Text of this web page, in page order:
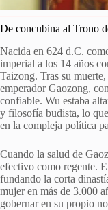
De concubina al Trono
Nacida en 624 d.C.
imperial a los 14 años
Taizong. Tras su
emperador Gaozong,
confiable. Wu estaba
y filosofía budista, lo
en la compleja política
Cuando la salud de
efectivo como regente.
fundando la corta
mujer en más de 3.000
gobernar en su propio